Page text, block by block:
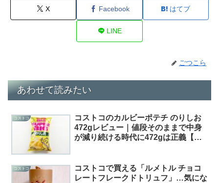
X Facebook はてブ
LINE
ごつこら
あわせて読みたい
コストコ
コストコのカルビーポテチ のりしお
472gレビュー｜値段そのままで中身
が減り続ける時代に472gは正義【コ
コストコ
コストコで買える「ルメトル チョコ
レートフレークドトリュフ」…気にな